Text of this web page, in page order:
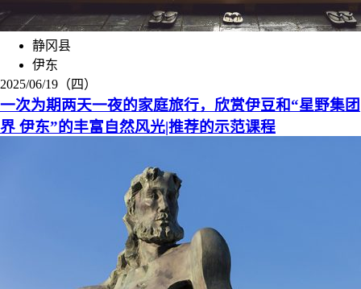
静冈县
伊东
2025/06/19（四）
一次为期两天一夜的家庭旅行，欣赏伊豆和“星野集团
界 伊东”的丰富自然风光|推荐的示范课程